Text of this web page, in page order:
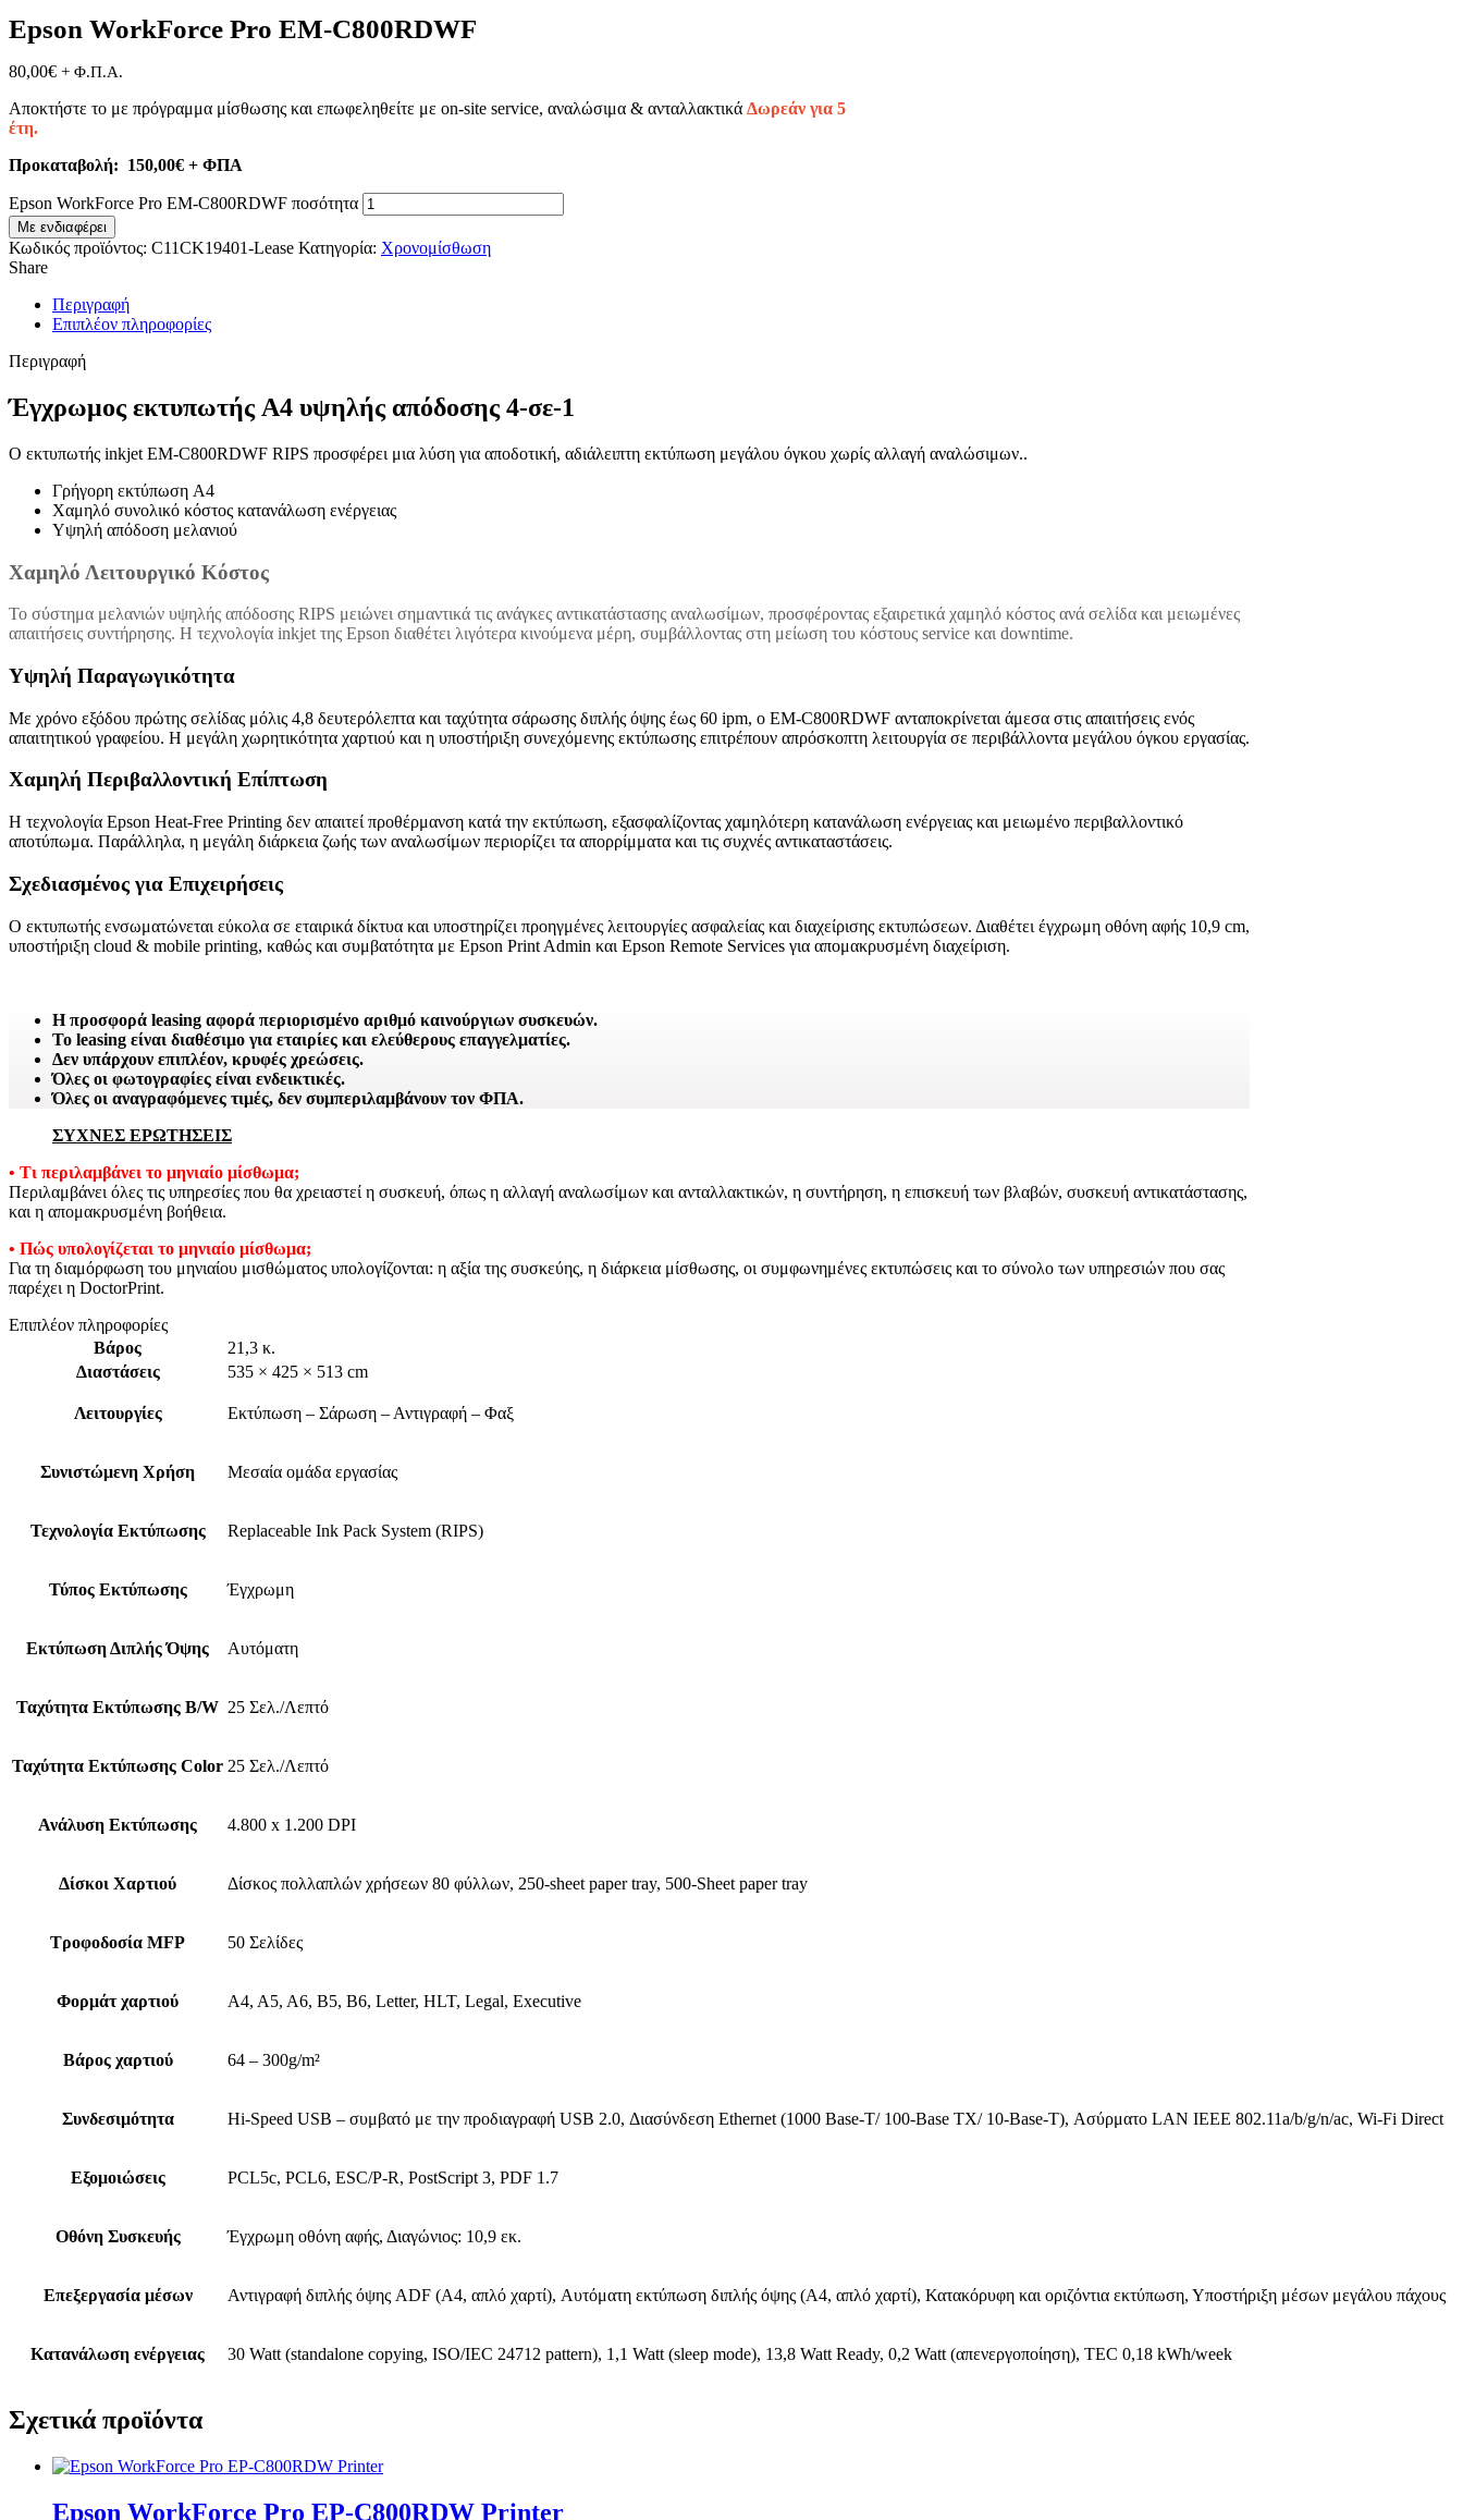
Epson WorkForce Pro EM-C800RDWF
80,00€ + Φ.Π.Α.
Αποκτήστε το με πρόγραμμα μίσθωσης και επωφεληθείτε με on-site service, αναλώσιμα & ανταλλακτικά Δωρεάν για 5
έτη.
Προκαταβολή: 150,00€ + ΦΠΑ
Epson WorkForce Pro EM-C800RDWF ποσότητα
Με ενδιαφέρει
Κωδικός προϊόντος: C11CK19401-Lease Κατηγορία: Χρονομίσθωση
Share
Περιγραφή
Επιπλέον πληροφορίες
Περιγραφή
Έγχρωμος εκτυπωτής A4 υψηλής απόδοσης 4-σε-1
Ο εκτυπωτής inkjet EM-C800RDWF RIPS προσφέρει μια λύση για αποδοτική, αδιάλειπτη εκτύπωση μεγάλου όγκου χωρίς αλλαγή αναλώσιμων..
Γρήγορη εκτύπωση A4
Χαμηλό συνολικό κόστος κατανάλωση ενέργειας
Υψηλή απόδοση μελανιού
Χαμηλό Λειτουργικό Κόστος
Το σύστημα μελανιών υψηλής απόδοσης RIPS μειώνει σημαντικά τις ανάγκες αντικατάστασης αναλωσίμων, προσφέροντας εξαιρετικά χαμηλό κόστος ανά σελίδα και μειωμένες
απαιτήσεις συντήρησης. Η τεχνολογία inkjet της Epson διαθέτει λιγότερα κινούμενα μέρη, συμβάλλοντας στη μείωση του κόστους service και downtime.
Υψηλή Παραγωγικότητα
Με χρόνο εξόδου πρώτης σελίδας μόλις 4,8 δευτερόλεπτα και ταχύτητα σάρωσης διπλής όψης έως 60 ipm, ο EM-C800RDWF ανταποκρίνεται άμεσα στις απαιτήσεις ενός
απαιτητικού γραφείου. Η μεγάλη χωρητικότητα χαρτιού και η υποστήριξη συνεχόμενης εκτύπωσης επιτρέπουν απρόσκοπτη λειτουργία σε περιβάλλοντα μεγάλου όγκου εργασίας.
Χαμηλή Περιβαλλοντική Επίπτωση
Η τεχνολογία Epson Heat-Free Printing δεν απαιτεί προθέρμανση κατά την εκτύπωση, εξασφαλίζοντας χαμηλότερη κατανάλωση ενέργειας και μειωμένο περιβαλλοντικό
αποτύπωμα. Παράλληλα, η μεγάλη διάρκεια ζωής των αναλωσίμων περιορίζει τα απορρίμματα και τις συχνές αντικαταστάσεις.
Σχεδιασμένος για Επιχειρήσεις
Ο εκτυπωτής ενσωματώνεται εύκολα σε εταιρικά δίκτυα και υποστηρίζει προηγμένες λειτουργίες ασφαλείας και διαχείρισης εκτυπώσεων. Διαθέτει έγχρωμη οθόνη αφής 10,9 cm,
υποστήριξη cloud & mobile printing, καθώς και συμβατότητα με Epson Print Admin και Epson Remote Services για απομακρυσμένη διαχείριση.
Η προσφορά leasing αφορά περιορισμένο αριθμό καινούργιων συσκευών.
Το leasing είναι διαθέσιμο για εταιρίες και ελεύθερους επαγγελματίες.
Δεν υπάρχουν επιπλέον, κρυφές χρεώσεις.
Όλες οι φωτογραφίες είναι ενδεικτικές.
Όλες οι αναγραφόμενες τιμές, δεν συμπεριλαμβάνουν τον ΦΠΑ.
ΣΥΧΝΕΣ ΕΡΩΤΗΣΕΙΣ
• Τι περιλαμβάνει το μηνιαίο μίσθωμα;
Περιλαμβάνει όλες τις υπηρεσίες που θα χρειαστεί η συσκευή, όπως η αλλαγή αναλωσίμων και ανταλλακτικών, η συντήρηση, η επισκευή των βλαβών, συσκευή αντικατάστασης,
και η απομακρυσμένη βοήθεια.
• Πώς υπολογίζεται το μηνιαίο μίσθωμα;
Για τη διαμόρφωση του μηνιαίου μισθώματος υπολογίζονται: η αξία της συσκεύης, η διάρκεια μίσθωσης, οι συμφωνημένες εκτυπώσεις και το σύνολο των υπηρεσιών που σας
παρέχει η DoctorPrint.
Επιπλέον πληροφορίες
Βάρος
21,3 κ.
Διαστάσεις
535 × 425 × 513 cm
Λειτουργίες Εκτύπωση – Σάρωση – Αντιγραφή – Φαξ
Συνιστώμενη Χρήση Μεσαία ομάδα εργασίας
Τεχνολογία Εκτύπωσης Replaceable Ink Pack System (RIPS)
Τύπος Εκτύπωσης Έγχρωμη
Εκτύπωση Διπλής Όψης Αυτόματη
Ταχύτητα Εκτύπωσης B/W 25 Σελ./Λεπτό
Ταχύτητα Εκτύπωσης Color 25 Σελ./Λεπτό
Ανάλυση Εκτύπωσης 4.800 x 1.200 DPI
Δίσκοι Χαρτιού Δίσκος πολλαπλών χρήσεων 80 φύλλων, 250-sheet paper tray, 500-Sheet paper tray
Τροφοδοσία MFP 50 Σελίδες
Φορμάτ χαρτιού A4, A5, A6, B5, B6, Letter, HLT, Legal, Executive
Βάρος χαρτιού 64 – 300g/m²
Συνδεσιμότητα Hi-Speed USB – συμβατό με την προδιαγραφή USB 2.0, Διασύνδεση Ethernet (1000 Base-T/ 100-Base TX/ 10-Base-T), Ασύρματο LAN IEEE 802.11a/b/g/n/ac, Wi-Fi Direct
Εξομοιώσεις PCL5c, PCL6, ESC/P-R, PostScript 3, PDF 1.7
Οθόνη Συσκευής Έγχρωμη οθόνη αφής, Διαγώνιος: 10,9 εκ.
Επεξεργασία μέσων Αντιγραφή διπλής όψης ADF (A4, απλό χαρτί), Αυτόματη εκτύπωση διπλής όψης (A4, απλό χαρτί), Κατακόρυφη και οριζόντια εκτύπωση, Υποστήριξη μέσων μεγάλου πάχους
Κατανάλωση ενέργειας 30 Watt (standalone copying, ISO/IEC 24712 pattern), 1,1 Watt (sleep mode), 13,8 Watt Ready, 0,2 Watt (απενεργοποίηση), TEC 0,18 kWh/week
Σχετικά προϊόντα
Epson WorkForce Pro EP-C800RDW Printer